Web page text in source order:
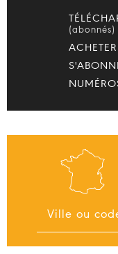
(abonnés)
ACHETER